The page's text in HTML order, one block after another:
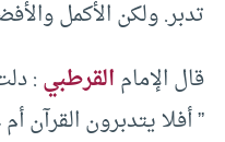
تدبر. ولكن الأكمل
قال الإمامالقرطبي:
” أفلا يتدبرون القرآن